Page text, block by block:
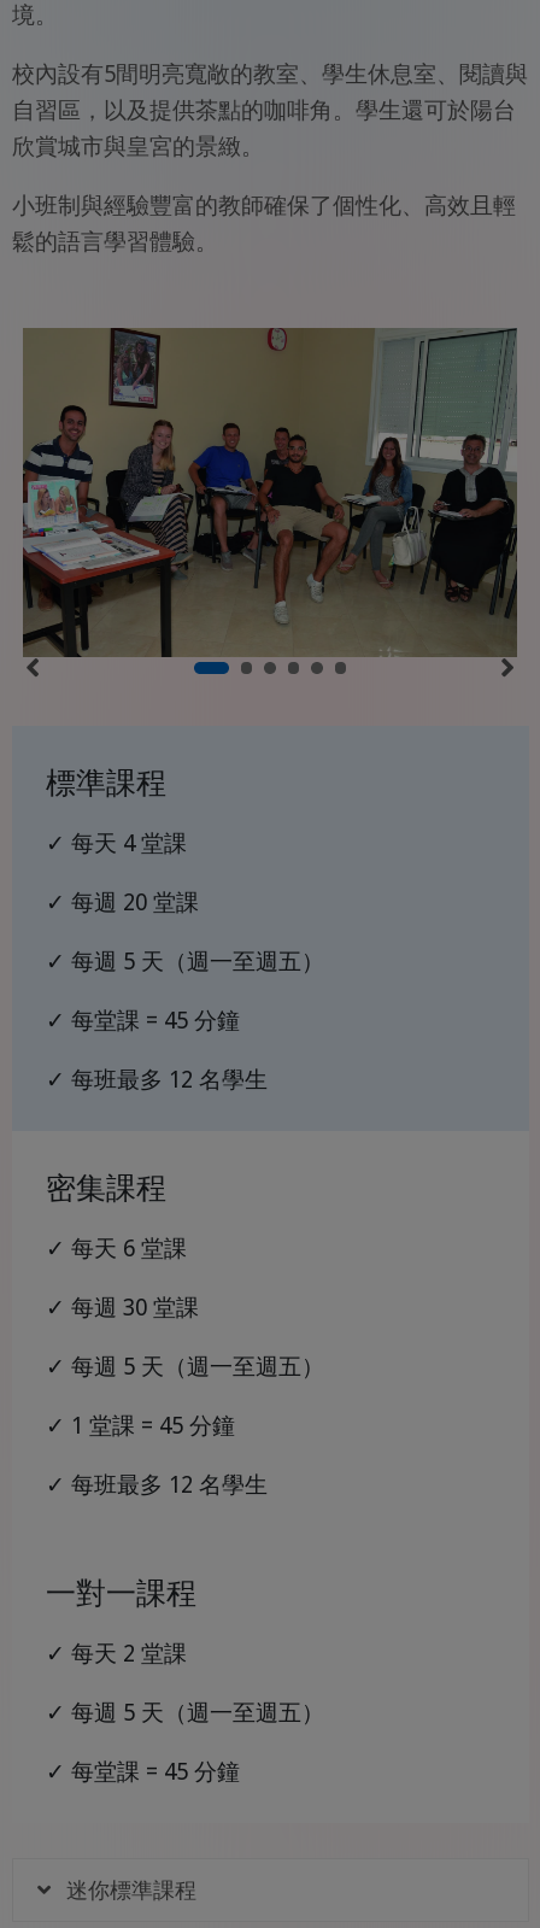
境。
校內設有5間明亮寬敞的教室、學生休息室、閱讀與
自習區，以及提供茶點的咖啡角。學生還可於陽台
欣賞城市與皇宮的景緻。
小班制與經驗豐富的教師確保了個性化、高效且輕
鬆的語言學習體驗。
標準課程
✓ 每天 4 堂課
✓ 每週 20 堂課
✓ 每週 5 天（週一至週五）
✓ 每堂課 = 45 分鐘
✓ 每班最多 12 名學生
密集課程
✓ 每天 6 堂課
✓ 每週 30 堂課
✓ 每週 5 天（週一至週五）
✓ 1 堂課 = 45 分鐘
✓ 每班最多 12 名學生
一對一課程
✓ 每天 2 堂課
✓ 每週 5 天（週一至週五）
✓ 每堂課 = 45 分鐘
迷你標準課程